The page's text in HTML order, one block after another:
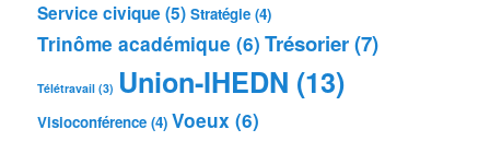
Service civique (5) Stratégie (4)
Trinôme académique (6) Trésorier(7)
Télétravail (3) Union-IHEDN (13)
Visioconférence (4) Voeux (6)